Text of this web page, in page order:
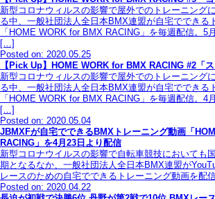
新型コロナウィルスの影響で屋外でのトレーニング
る中、一般社団法人全日本BMX連盟が自宅でできる
「HOME WORK for BMX RACING」を毎週配信。5
[…]
Posted on: 2020.05.25
【Pick Up】HOME WORK for BMX RACING #2「ス
新型コロナウィルスの影響で屋外でのトレーニング
る中、一般社団法人全日本BMX連盟が自宅でできる
「HOME WORK for BMX RACING」を毎週配信。4
[…]
Posted on: 2020.05.04
JBMXFが自宅でできるBMXトレーニング動画「
RACING」を4月23日より配信
新型コロナウイルスの影響で自転車競技においても
期となるなか、一般社団法人全日本BMX連盟が
レースのための自宅でできるトレーニング動画を配
Posted on: 2020.04.22